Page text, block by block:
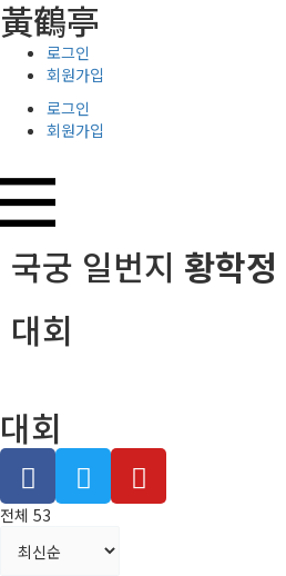
⿈鶴亭
로그인
회원가입
로그인
회원가입
국궁 일번지 황학정
대회
대회
전체 53